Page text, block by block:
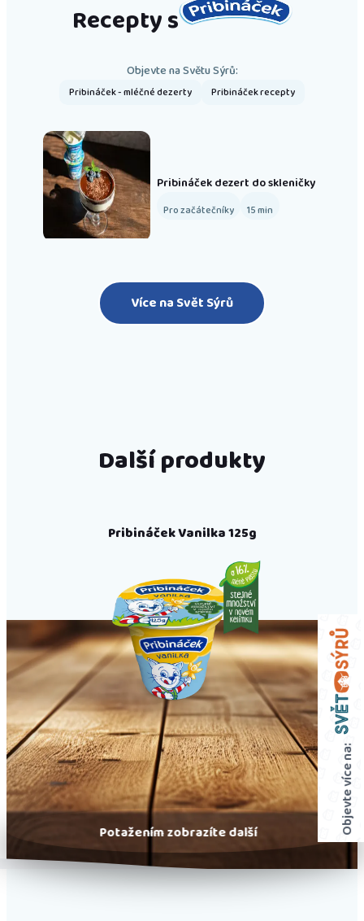
Objevte více na:
Recepty s
Objevte na Světu Sýrů:
Pribináček - mléčné dezerty Pribináček recepty
Pribináček dezert do skleničky
Pro začátečníky 15min
Více na Svět Sýrů
Další produkty
Pribináček Vanilka 125g
Potažením zobrazíte další